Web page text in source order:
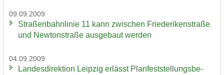
09.09.2009
Stra­ßen­bahn­li­nie 11 kann zwi­schen Frie­de­ri­ken­stra­ße
und New­ton­stra­ße aus­ge­baut wer­den
04.09.2009
Lan­des­di­rek­ti­on Leip­zig er­lässt Plan­fest­stel­lungs­be­